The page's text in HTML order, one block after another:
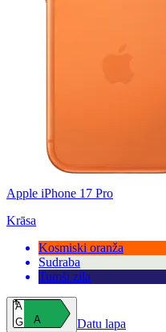
Apple iPhone 17 Pro
Krāsa
Kosmiski oranža
Sudraba
Tumši zila
A
G
A Datu lapa